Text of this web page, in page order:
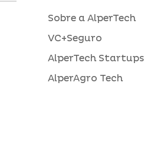
Sobre a AlperTech
VC+Seguro
AlperTech Startups
AlperAgro Tech